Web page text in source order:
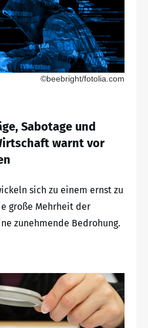
©beebright/fotolia.com
Sabotage und
warnt vor
sich zu einem ernst zu
große Mehrheit der
zunehmende Bedrohung.